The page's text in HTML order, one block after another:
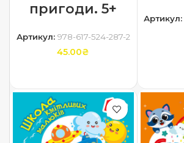
пригоди. 5+
Артикул: 978-617-524-287-2
45.00₴
Артикул: